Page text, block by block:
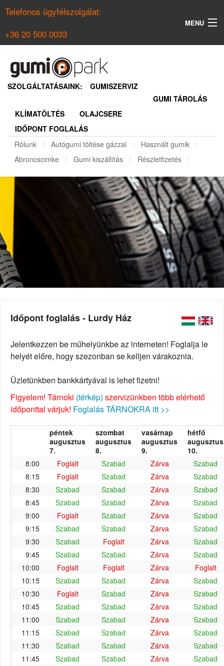
Telefonos ügyfélszolgálat:
+36 20 500 0033
MENU
NYÁRI GUMI KERESŐ
REGISZTRÁCIÓ
SZOLGÁLTATÁSAINK:
GUMISZERVIZ
GUMI TÁROLÁS
KLÍMATÖLTÉS
OLAJCSERE
IDŐPONT FOGLALÁS
Rólunk
Autógumi töltése gázzal
Használt gumik
Abroncscimke
Gumi kiszállítás Részletfizetés
Időpont foglalás - Lurdy Ház
Jelentkezzen be műhelyünkbe az interneten! Foglalja le
helyét előre, hogy szezonban se kelljen várakoznia.
Üzletünkben bankkártyával is lehet fizetni!
Figyelem! Tárnoki (térkép) szervizünkben több elérhető
időponttal várjuk! Foglalás TÁRNOKRA itt >>
péntek
augusztus
7.
szombat
augusztus
8.
vasárnap
augusztus
9.
hétfő
augusztus
10.
8:00
Foglalt Szabad Zárva
Szabad
8:15
Foglalt Szabad Zárva
Szabad
8:30
Szabad Szabad Zárva
Szabad
8:45
Szabad Szabad Zárva
Szabad
9:00
Foglalt Szabad Zárva
Szabad
9:15
Szabad Szabad Zárva
Szabad
9:30
Szabad Foglalt Zárva
Szabad
9:45
Szabad Szabad Zárva
Szabad
10:00
Foglalt Foglalt Zárva
Foglalt
10:15
Szabad Szabad Zárva
Szabad
10:30
Foglalt Szabad Zárva
Szabad
10:45
Szabad Szabad Zárva
Szabad
11:00
Szabad Szabad Zárva
Szabad
11:15
Szabad Szabad Zárva
Szabad
11:30
Szabad Szabad Zárva
Szabad
11:45
Szabad Szabad Zárva
Szabad